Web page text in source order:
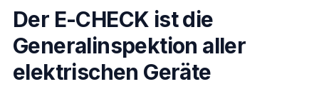
Der E-CHECK ist die
Generalinspektion aller
elektrischen Geräte